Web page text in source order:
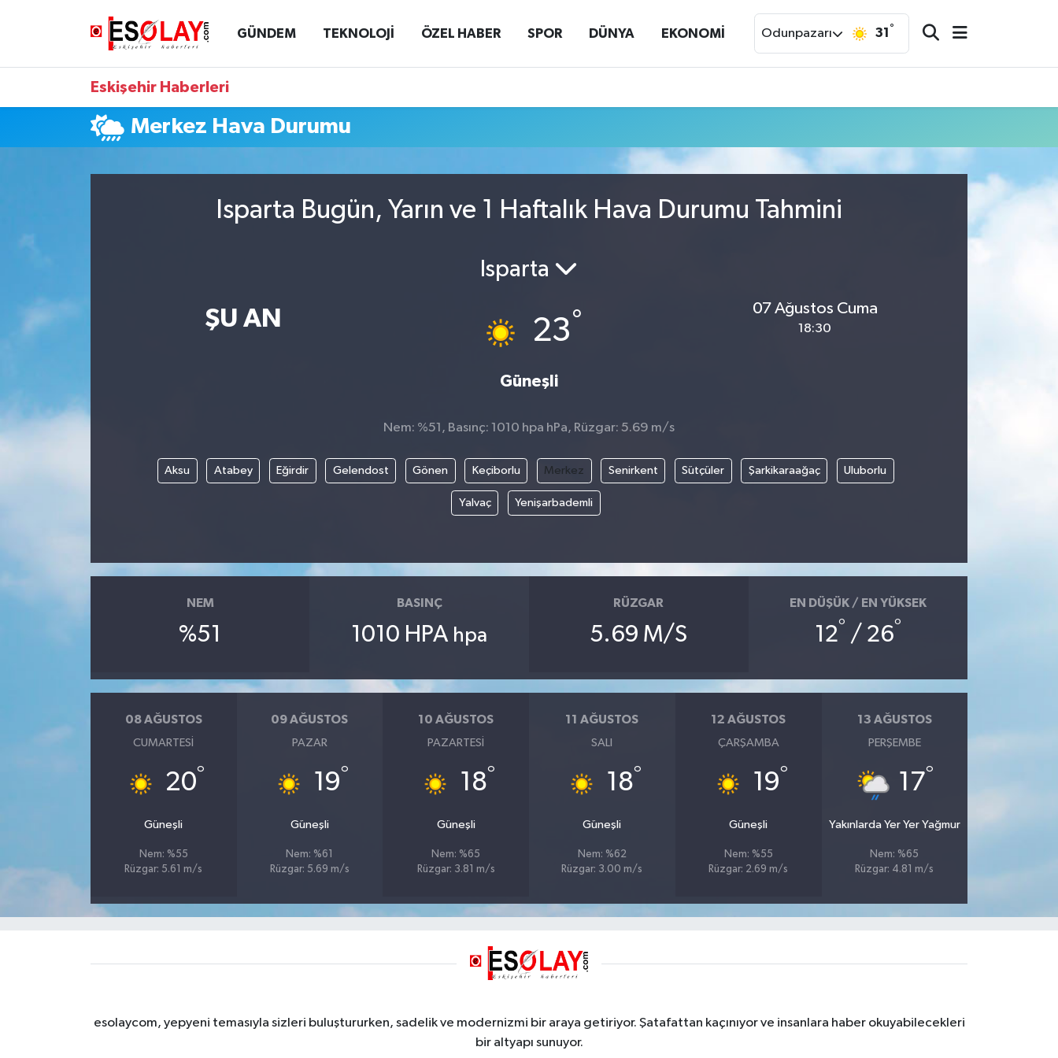
GÜNDEM TEKNOLOJİ ÖZEL HABER SPOR DÜNYA EKONOMİ Odunpazarı 31 °
Eskişehir Haberleri
Merkez Hava Durumu
Isparta Bugün, Yarın ve 1 Haftalık Hava Durumu Tahmini
ŞU AN
Isparta
23°
Güneşli
07 Ağustos Cuma
18:30
Nem: %51, Basınç: 1010 hpa hPa, Rüzgar: 5.69 m/s
Aksu Atabey Eğirdir Gelendost Gönen Keçiborlu Merkez Senirkent Sütçüler Şarkikaraağaç Uluborlu
Yalvaç Yenişarbademli
NEM
%51
BASINÇ
1010 HPA hpa
RÜZGAR
5.69 M/S
EN DÜŞÜK / EN YÜKSEK
12° / 26°
08 AĞUSTOS
CUMARTESI
20°
Güneşli
Nem: %55
Rüzgar: 5.61 m/s
09 AĞUSTOS
PAZAR
19°
Güneşli
Nem: %61
Rüzgar: 5.69 m/s
10 AĞUSTOS
PAZARTESI
18°
Güneşli
Nem: %65
Rüzgar: 3.81 m/s
11 AĞUSTOS
SALI
18°
Güneşli
Nem: %62
Rüzgar: 3.00 m/s
12 AĞUSTOS
ÇARŞAMBA
19°
Güneşli
Nem: %55
Rüzgar: 2.69 m/s
13 AĞUSTOS
PERŞEMBE
17°
Yakınlarda Yer Yer Yağmur
Nem: %65
Rüzgar: 4.81 m/s
esolaycom, yepyeni temasıyla sizleri buluştururken, sadelik ve modernizmi bir araya getiriyor. Şatafattan kaçınıyor ve insanlara haber okuyabilecekleri
bir altyapı sunuyor.
Eskişehir Namaz Vakitleri
Süper Lig Puan Durumu ve Fikstür
Son Dakika Haberleri